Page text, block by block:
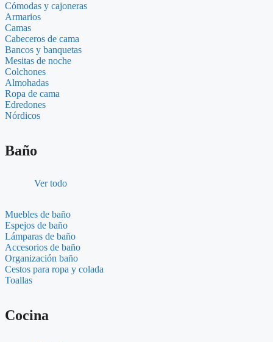
Cómodas y cajoneras
Armarios
Camas
Cabeceros de cama
Bancos y banquetas
Mesitas de noche
Colchones
Almohadas
Ropa de cama
Edredones
Nórdicos
Baño
Ver todo
Muebles de baño
Espejos de baño
Lámparas de baño
Accesorios de baño
Organización baño
Cestos para ropa y colada
Toallas
Cocina